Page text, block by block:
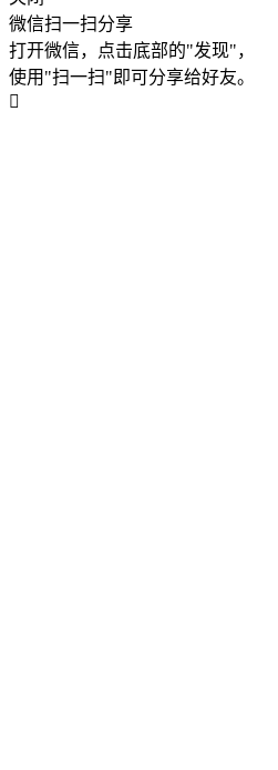
微信扫一扫分享
打开微信，点击底部的"发现"，
使用"扫一扫"即可分享给好友。